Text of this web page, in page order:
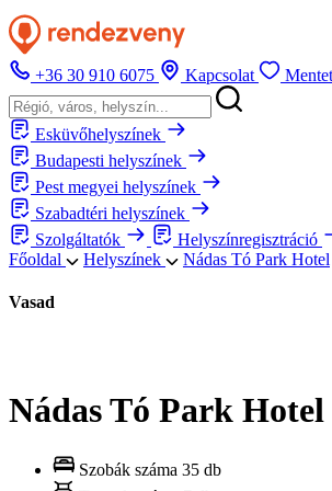
+36 30 910 6075 Kapcsolat
Esküvőhelyszínek
Budapesti helyszínek
Pest megyei helyszínek
Szabadtéri helyszínek
Szolgáltatók
Helyszínregisztráció
Főoldal
Helyszínek Nádas Tó Park Hotel
Vasad
Nádas Tó Park Hotel
Szobák száma 35 db